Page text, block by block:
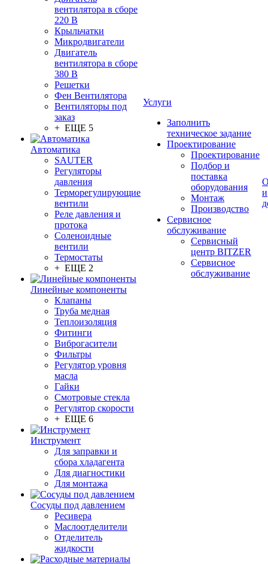
вентилятора в сборе
220 В
Крыльчатки
Микродвигатели
Двигатель
вентилятора в сборе
380 В
Решетки
Фен Вентилятора
Вентиляторы под
заказ
+ ЕЩЕ 5
Автоматика
SAUTER
Регуляторы
давления
Терморегулирующие
вентили
Реле давления и
протока
Соленоидные
вентили
Термостаты
+ ЕЩЕ 2
Линейные компоненты
Клапаны
Труба медная
Теплоизоляция
Фитинги
Виброгасители
Фильтры
Регулятор уровня
масла
Гайки
Смотровые стекла
Регулятор скорости
+ ЕЩЕ 6
Инструмент
Для заправки и
сбора хладагента
Для диагностики
Для монтажа
Сосуды под давлением
Ресивера
Маслоотделители
Отделитель
жидкости
Услуги
Заполнить
техническое задание
Проектирование
Проектирование
Подбор и
поставка
оборудования
Монтаж
Производство
Сервисное
обслуживание
Сервисный
центр BITZER
Сервисное
обслуживание
и